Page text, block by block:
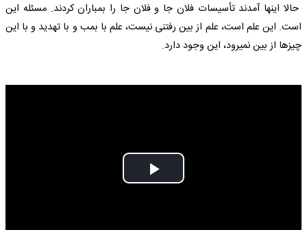
حالا اینها آمدند تأسیسات فلان جا و فلان جا را بمباران کردند. مسئله این
است. این علم است، علم از بین رفتنی نیست، علم با بمب و با تهدید و با این
چیزها از بین نمیرود، این وجود دارد.
Play